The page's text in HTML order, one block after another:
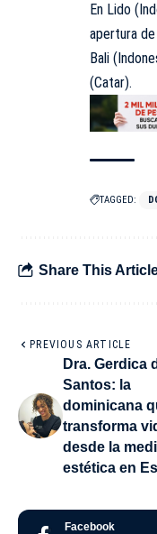
En Lido
apertura
Bali
(Catar).
TAGGED:
Share This
PREVIOUS ARTICLE
Dra. Gerdica
Santos: la
dominicana
transforma
desde la
estética en
Facebook